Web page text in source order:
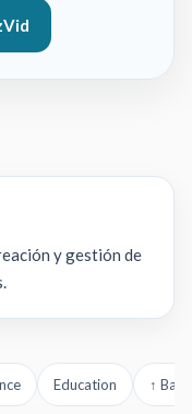
y gestión de
Education ↑